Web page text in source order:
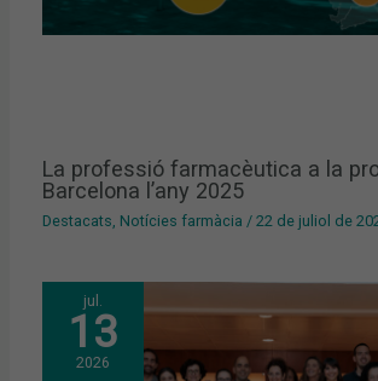
La professió farmacèutica a la
Barcelona l’any 2025
Destacats, Notícies farmàcia /22 de juliol de
jul.
13
2026